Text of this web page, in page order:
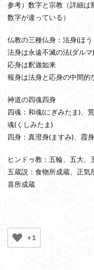
参考）数字と宗教（詳細は
数字が違っている）
仏教の三種仏身：法身(ほ
法身は永遠不滅の法(ダルマ)
応身は釈迦如来
報身は法身と応身の中間的
神道の四魂四身
四魂：和魂(にぎみたま)、
魂(くしみたま)
四身：真澄身(ますみ)、霞
ヒンドゥ教：五輪、五大、
五蔵説：食物所成蔵、正気
喜所成蔵
+1